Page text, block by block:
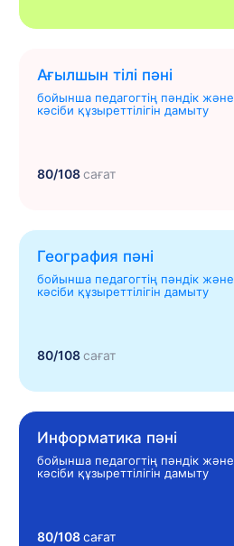
Ағылшын тілі пәні
бойынша педагогтің пәндік және
кәсіби құзыреттілігін дамыту
80/108сағат
География пәні
бойынша педагогтің пәндік және
кәсіби құзыреттілігін дамыту
80/108сағат
Информатика пәні
бойынша педагогтің пәндік және
кәсіби құзыреттілігін дамыту
80/108сағат